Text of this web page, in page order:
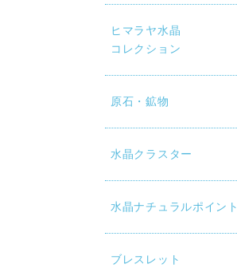
ヒマラヤ水晶
コレクション
原石・鉱物
水晶クラスター
水晶ナチュラルポイント
ブレスレット